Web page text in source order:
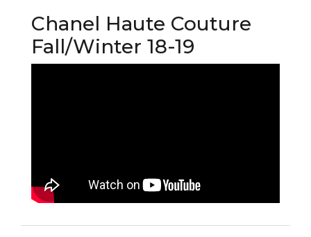
Chanel Haute Couture
Fall/Winter 18-19